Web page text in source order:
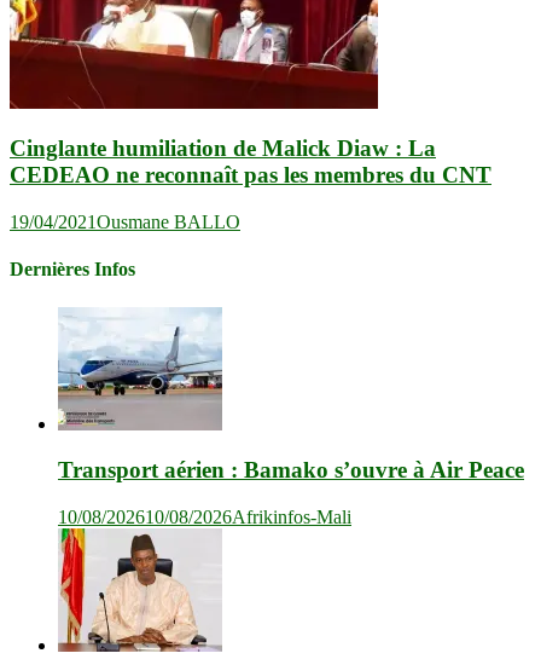
Cinglante humiliation de Malick Diaw : La
CEDEAO ne reconnaît pas les membres du CNT
19/04/2021Ousmane BALLO
Dernières Infos
Transport aérien : Bamako s’ouvre à Air Peace
10/08/202610/08/2026Afrikinfos-Mali